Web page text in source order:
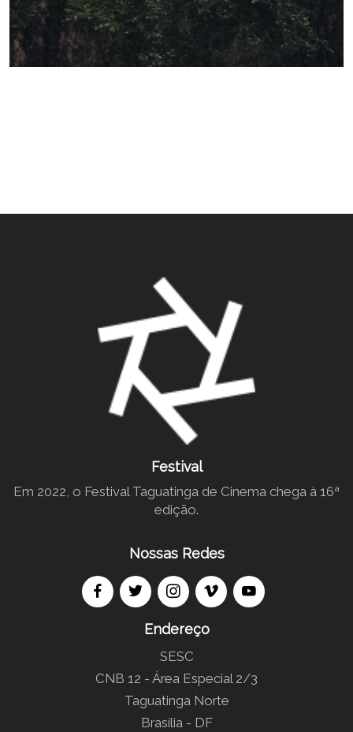
Festival
Em 2022, o Festival Taguatinga de Cinema chega à 16ª
edição.
Nossas Redes
Endereço
SESC
CNB 12 - Área Especial 2/3
Taguatinga Norte
Brasília - DF